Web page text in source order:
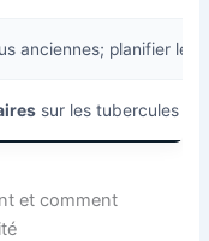
anciennes; planifier les
sur les tubercules
et comment